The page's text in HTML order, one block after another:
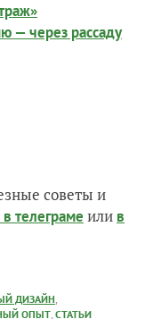
— через рассаду
советы и
в телеграме или в
ДИЗАЙН,
ОПЫТ, СТАТЬИ